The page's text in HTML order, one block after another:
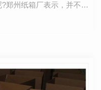
郑州纸箱厂表示，并不是
重越高越好。我…